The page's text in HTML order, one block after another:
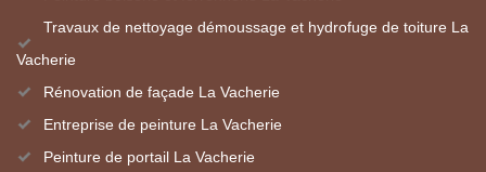
Travaux de nettoyage démoussage et hydrofuge de toiture La
Vacherie
Rénovation de façade La Vacherie
Entreprise de peinture La Vacherie
Peinture de portail La Vacherie